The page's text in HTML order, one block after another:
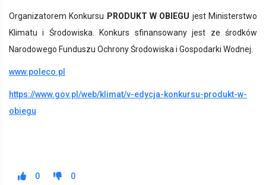
Organizatorem Konkursu PRODUKT W OBIEGU jest Ministerstwo
Klimatu i Środowiska. Konkurs sfinansowany jest ze środków
Narodowego Funduszu Ochrony Środowiska i Gospodarki Wodnej.
www.poleco.pl
https://www.gov.pl/web/klimat/v-edycja-konkursu-produkt-w-
obiegu
0 0